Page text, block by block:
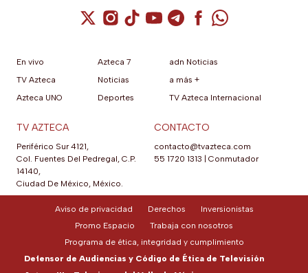
Cuenta de X / Twitter (se abre en una
Cuenta de Instagram (se abre en una
Cuenta de TikTok (se abre en
Cuenta de YouTube (se abre
Cuenta de Telegram (se
Cuenta de
Cuenta de
En vivo
TV Azteca
Azteca UNO
Azteca 7
Noticias
Deportes
adn Noticias
a más +
TV Azteca Internacional
TV AZTECA
Periférico Sur 4121,
Col. Fuentes Del Pedregal, C.P.
14140,
Ciudad De México, México.
CONTACTO
contacto@tvazteca.com
55 1720 1313
Conmutador
Aviso de privacidad Derechos
Inversionistas
Promo Espacio
Trabaja con nosotros
Programa de ética, integridad y cumplimiento
Defensor de Audiencias y Código de Ética de Televisión